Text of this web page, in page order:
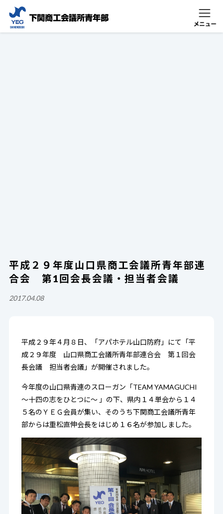
平成２９年度山口県商工会議所青年部連
合会 第1回会長会議・担当者会議
2017.04.08
平成２９年４月８日、「アパホテル山口防府」にて「平
成２９年度 山口県商工会議所青年部連合会 第１回会
長会議 担当者会議」が開催されました。
今年度の山口県青連のスローガン「TEAM YAMAGUCHI
～十四の志をひとつに～ 」の下、県内１４単会から１４
５名のＹＥＧ会員が集い、そのうち下関商工会議所青年
部からは重松直伸会長をはじめ１６名が参加しました。